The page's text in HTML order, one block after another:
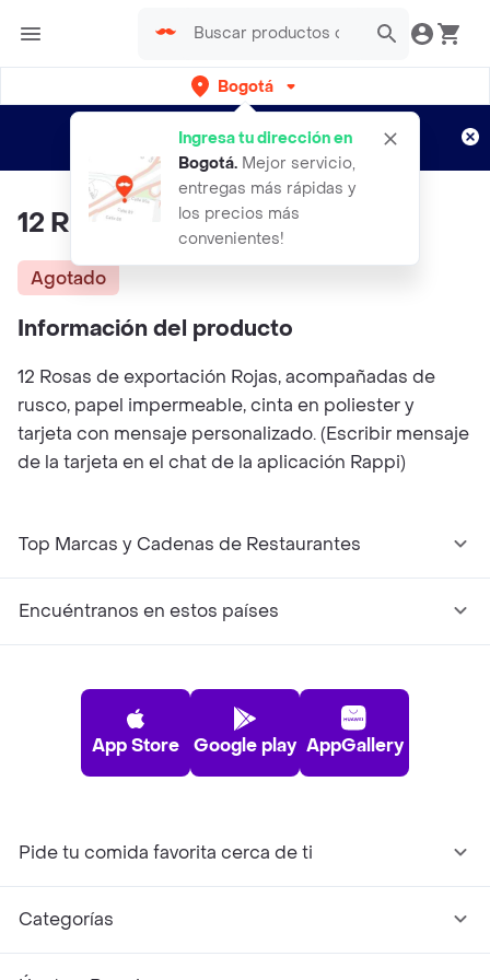
Bogotá
Ingresa tu dirección en
Bogotá. Mejor servicio,
entregas más rápidas y
los precios más
convenientes!
envíos gratis por semanas
Aplican TyC
12 Rosas De Exportación Rojas
Agotado
Información del producto
12 Rosas de exportación Rojas, acompañadas de
rusco, papel impermeable, cinta en poliester y
tarjeta con mensaje personalizado. (Escribir mensaje
de la tarjeta en el chat de la aplicación Rappi)
Top Marcas y Cadenas de Restaurantes
Encuéntranos en estos países
App Store Google play AppGallery
Pide tu comida favorita cerca de ti
Categorías